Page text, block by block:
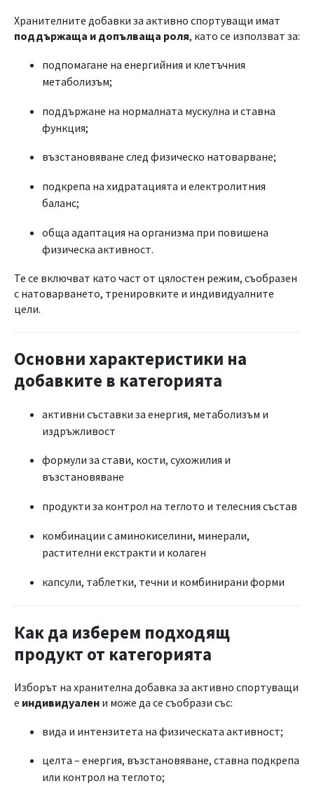
Хранителните добавки за активно спортуващи имат
поддържаща и допълваща роля, като се използват за:
подпомагане на енергийния и клетъчния
метаболизъм;
поддържане на нормалната мускулна и ставна
функция;
възстановяване след физическо натоварване;
подкрепа на хидратацията и електролитния
баланс;
обща адаптация на организма при повишена
физическа активност.
Те се включват като част от цялостен режим, съобразен
с натоварването, тренировките и индивидуалните
цели.
Основни характеристики на
добавките в категорията
активни съставки за енергия, метаболизъм и
издръжливост
формули за стави, кости, сухожилия и
възстановяване
продукти за контрол на теглото и телесния състав
комбинации с аминокиселини, минерали,
растителни екстракти и колаген
капсули, таблетки, течни и комбинирани форми
Как да изберем подходящ
продукт от категорията
Изборът на хранителна добавка за активно спортуващи
е индивидуален и може да се съобрази със:
вида и интензитета на физическата активност;
целта – енергия, възстановяване, ставна подкрепа
или контрол на теглото;